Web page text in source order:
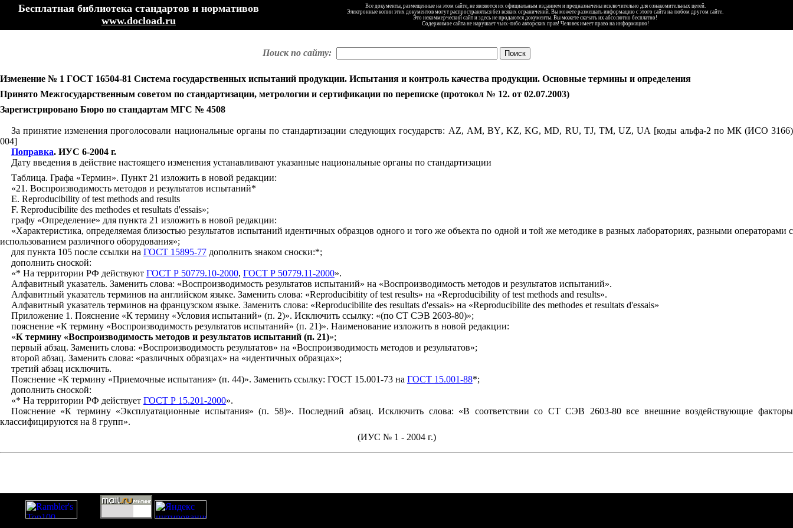
Бесплатная библиотека стандартов и нормативов
www.docload.ru
Все документы, размещенные на этом сайте, не являются их официальным изданием и предназначены исключительно для ознакомительных целей.
Электронные копии этих документов могут распространяться без всяких ограничений. Вы можете размещать информацию с этого сайта на любом другом сайте.
Это некоммерческий сайт и здесь не продаются документы. Вы можете скачать их абсолютно бесплатно!
Содержимое сайта не нарушает чьих-либо авторских прав! Человек имеет право на информацию!
Поиск по сайту:
Изменение № 1 ГОСТ 16504-81 Система государственных испытаний продукции. Испытания и контроль качества продукции. Основные термины и определения
Принято Межгосударственным советом по стандартизации, метрологии и сертификации по переписке (протокол № 12. от 02.07.2003)
Зарегистрировано Бюро по стандартам МГС № 4508
За принятие изменения проголосовали национальные органы по стандартизации следующих государств: AZ, AM, BY,KZ,KG,MD, RU, TJ, TM,UZ,UA [коды альфа-2 по МК (ИСО 3166)
004]
Поправка. ИУС 6-2004 г.
Дату введения в действие настоящего изменения устанавливают указанные национальные органы по стандартизации
Таблица. Графа «Термин». Пункт 21 изложить в новой редакции:
«21. Воспроизводимость методов и результатов испытаний*
Е. Reproducibility of test methods and results
F. Reproducibilite des methodes et resultats d'essais»;
графу «Определение» для пункта 21 изложить в новой редакции:
«Характеристика, определяемая близостью результатов испытаний идентичных образцов одного и того же объекта по одной и той же методике в разных лабораториях, разными операторами с
использованием различного оборудования»;
для пункта 105 после ссылки на ГОСТ 15895-77дополнить знаком сноски:*;
дополнить сноской:
«* На территории РФ действуют ГОСТ Р 50779.10-2000, ГОСТ Р 50779.11-2000».
Алфавитный указатель. Заменить слова: «Воспроизводимость результатов испытаний» на «Воспроизводимость методов и результатов испытаний».
Алфавитный указатель терминов на английском языке. Заменить слова: «Reproducibitity of test results» на «Reproducibility of test methods and results».
Алфавитный указатель терминов на французском языке. Заменить слова: «Reproducibilite des resultats d'essais» на «Reproducibilite des methodes et resultats d'essais»
Приложение 1. Пояснение «К термину «Условия испытаний» (п. 2)». Исключить ссылку: «(по СТ СЭВ 2603-80)»;
пояснение «К термину «Воспроизводимость результатов испытаний» (п. 21)». Наименование изложить в новой редакции:
«К термину «Воспроизводимость методов и результатов испытаний (п. 21)»;
первый абзац. Заменить слова: «Воспроизводимость результатов» на «Воспроизводимость методов и результатов»;
второй абзац. Заменить слова: «различных образцах» на «идентичных образцах»;
третий абзац исключить.
Пояснение «К термину «Приемочные испытания» (п. 44)». Заменить ссылку: ГОСТ 15.001-73 на ГОСТ 15.001-88*;
дополнить сноской:
«* На территории РФ действует ГОСТ Р 15.201-2000».
Пояснение «К термину «Эксплуатационные испытания» (п. 58)». Последний абзац. Исключить слова: «В соответствии со СТ СЭВ 2603-80 все внешние воздействующие факторы
классифицируются на 8 групп».
(ИУС № 1 - 2004 г.)